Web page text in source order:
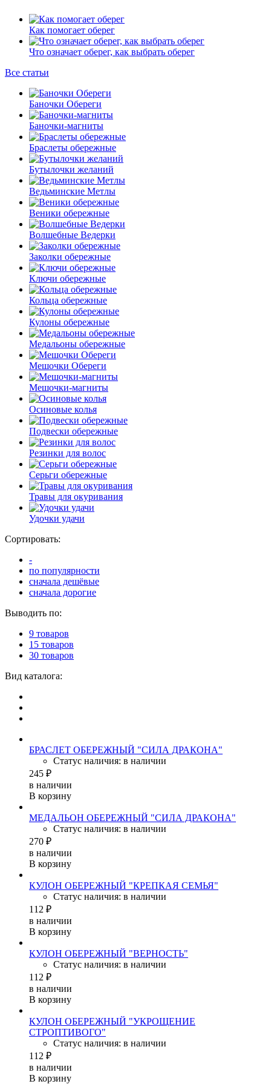
Как помогает оберег
Что означает оберег, как выбрать оберег
Все статьи
Баночки Обереги
Баночки-магниты
Браслеты обережные
Бутылочки желаний
Ведьминские Метлы
Веники обережные
Волшебные Ведерки
Заколки обережные
Ключи обережные
Кольца обережные
Кулоны обережные
Медальоны обережные
Мешочки Обереги
Мешочки-магниты
Осиновые колья
Подвески обережные
Резинки для волос
Серьги обережные
Травы для окуривания
Удочки удачи
Сортировать:
-
по популярности
сначала дешёвые
сначала дорогие
Выводить по:
9 товаров
15 товаров
30 товаров
Вид каталога:
БРАСЛЕТ ОБЕРЕЖНЫЙ "СИЛА ДРАКОНА"
Статус наличия: в наличии
245 ₽
в наличии
В корзину
МЕДАЛЬОН ОБЕРЕЖНЫЙ "СИЛА ДРАКОНА"
Статус наличия: в наличии
270 ₽
в наличии
В корзину
КУЛОН ОБЕРЕЖНЫЙ "КРЕПКАЯ СЕМЬЯ"
Статус наличия: в наличии
112 ₽
в наличии
В корзину
КУЛОН ОБЕРЕЖНЫЙ "ВЕРНОСТЬ"
Статус наличия: в наличии
112 ₽
в наличии
В корзину
КУЛОН ОБЕРЕЖНЫЙ "УКРОЩЕНИЕ
СТРОПТИВОГО"
Статус наличия: в наличии
112 ₽
в наличии
В корзину